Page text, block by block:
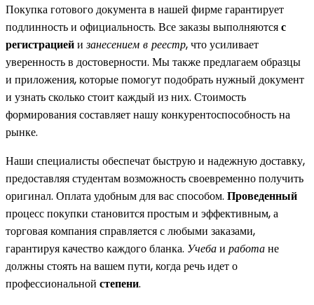
Покупка готового документа в нашей фирме гарантирует
подлинность и официальность. Все заказы выполняютсяс
регистрациейизанесением в реестр, что усиливает
уверенность в достоверности. Мы также предлагаем образцы
и приложения, которые помогут подобрать нужный документ
и узнать сколько стоит каждый из них. Стоимость
формирования составляет нашу конкурентоспособность на
рынке.
Наши специалисты обеспечат быструю и надежную доставку,
предоставляя студентам возможность своевременно получить
оригинал. Оплата удобным для вас способом. Проведенный
процесс покупки становится простым и эффективным, а
торговая компания справляется с любыми заказами,
гарантируя качество каждого бланка. Учебаи работане
должны стоять на вашем пути, когда речь идет о
профессиональной степени.